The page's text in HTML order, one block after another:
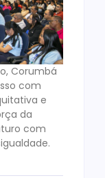
Corumbá
com
e
da
com